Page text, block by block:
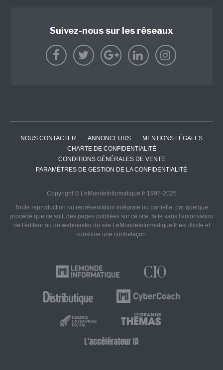
Suivez-nous sur les réseaux
NOUS CONTACTER ANNONCEURS
MENTIONS LÉGALES
CHARTE DE CONFIDENTIALITÉ
CONDITIONS GÉNÉRALES DE VENTE
PARAMÈTRES DE GESTION DE LA CONFIDENTIALITÉ
Copyright © LeMondeInformatique.fr 1997-2026
Toute reproduction ou représentation intégrale ou partielle, par quelque
procédé que ce soit, des pages publiées sur ce site, faite sans l'autorisation
de l'éditeur ou du webmaster du site LeMondeInformatique.fr est illicite et
constitue une contrefaçon.